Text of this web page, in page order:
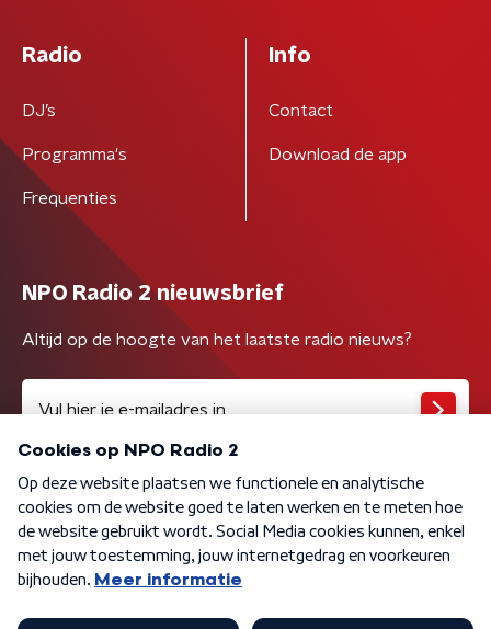
Radio
DJ’s
Programma's
Frequenties
Info
Contact
Download de app
NPO Radio 2 nieuwsbrief
Altijd op de hoogte van het laatste radio nieuws?
Algemene voorwaarden